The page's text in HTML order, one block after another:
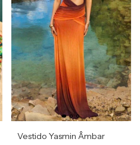
Vestido Yasmin Âmbar